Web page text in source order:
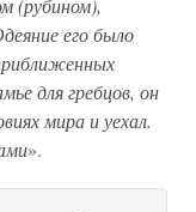
его было
для гребцов, он
мира и уехал.
».